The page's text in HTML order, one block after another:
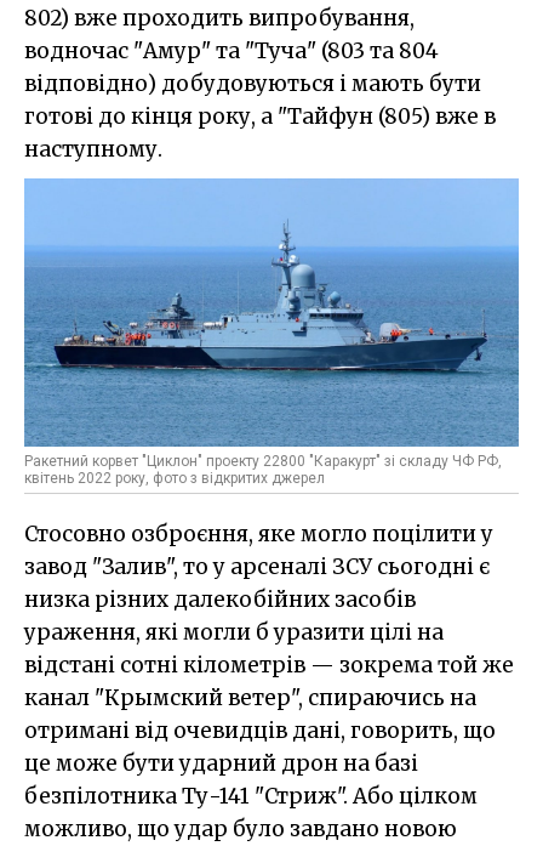
802) вже проходить випробування,
водночас "Амур" та "Туча" (803 та 804
відповідно) добудовуються і мають бути
готові до кінця року, а "Тайфун (805) вже в
наступному.
Ракетний корвет "Циклон" проекту 22800 "Каракурт" зі складу ЧФ РФ,
квітень 2022 року, фото з відкритих джерел
Стосовно озброєння, яке могло поцілити у
завод "Залив", то у арсеналі ЗСУ сьогодні є
низка різних далекобійних засобів
ураження, які могли б уразити цілі на
відстані сотні кілометрів — зокрема той же
канал "Крымский ветер", спираючись на
отримані від очевидців дані, говорить, що
це може бути ударний дрон на базі
безпілотника Ту-141 "Стриж". Або цілком
можливо, що удар було завдано новою